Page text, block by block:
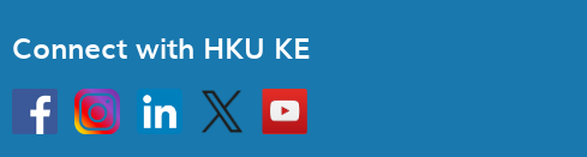
Connect with HKU KE
HKU
InstagramLinkedin Twitter
Go
to
HKU